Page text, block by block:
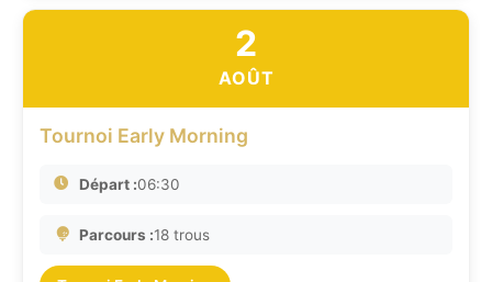
2
AOÛT
Tournoi Early Morning
Départ :06:30
Parcours :18 trous